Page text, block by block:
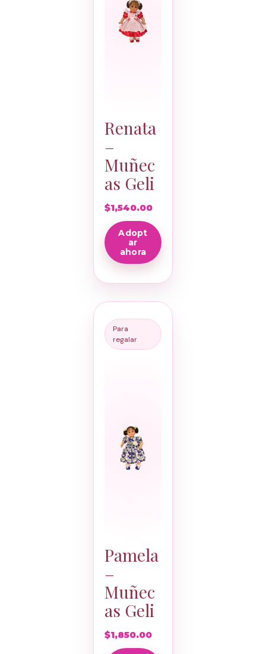
Renata
–
Muñec
as Geli
$1,540.00
Adopt
ar
ahora
Para
regalar
Pamela
–
Muñec
as Geli
$1,850.00